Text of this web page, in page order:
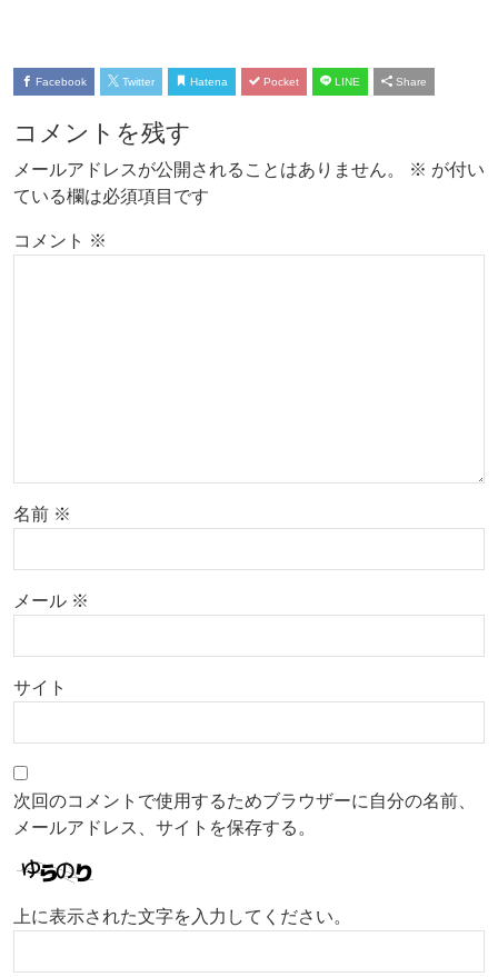
Facebook Twitter Hatena Pocket LINE Share
コメントを残す
メールアドレスが公開されることはありません。 ※ が付い
ている欄は必須項目です
コメント ※
名前 ※
メール ※
サイト
次回のコメントで使用するためブラウザーに自分の名前、
メールアドレス、サイトを保存する。
上に表示された文字を入力してください。